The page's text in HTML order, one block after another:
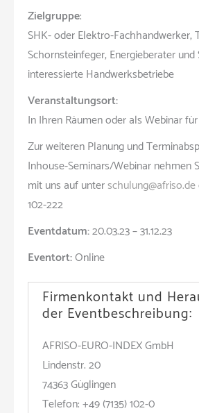
Zielgruppe:
SHK- oder Elektro-Fachhandwerker,
Schornsteinfeger, Energieberater
interessierte Handwerksbetriebe
Veranstaltungsort:
In Ihren Räumen oder als Webinar
Zur weiteren Planung und
Inhouse-Seminars/Webinar nehmen
mit uns auf unterschulung@afriso.de
102-222
Eventdatum:20.03.23 – 31.12.23
Eventort:Online
Firmenkontakt und
der Eventbeschreibung:
AFRISO-EURO-INDEX GmbH
Lindenstr. 20
74363 Güglingen
Telefon: +49 (7135) 102-0